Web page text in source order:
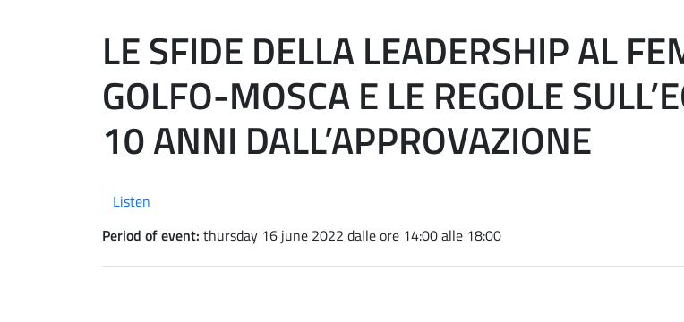
LE SFIDE DELLA LEADERSHIP AL
GOLFO-MOSCA E LE REGOLE
10 ANNI DALL’APPROVAZIONE
Listen
Period of event: thursday 16 june 2022 dalle ore 14:00 alle 18:00